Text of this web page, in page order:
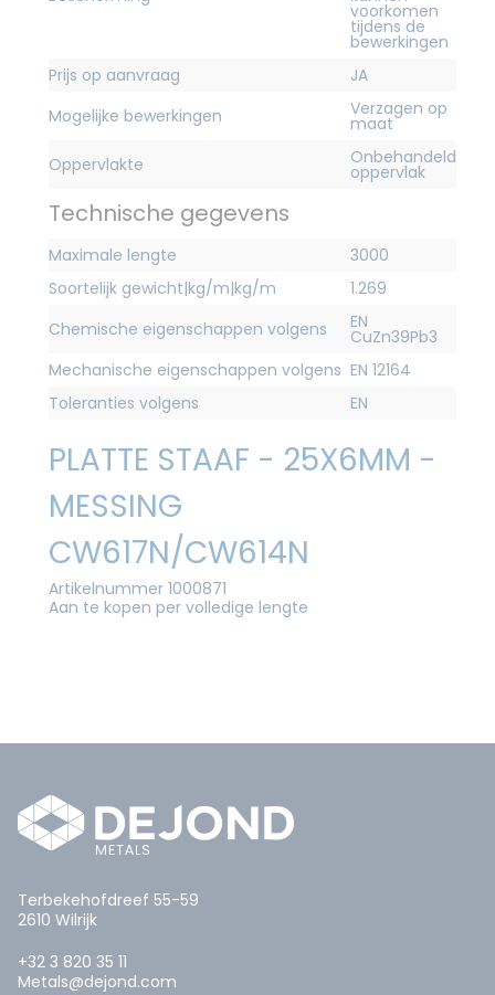
voorkomen
tijdens de
bewerkingen
Prijs op aanvraag
JA
Mogelijke bewerkingen
Verzagen op
maat
Oppervlakte
Onbehandeld
oppervlak
Technische gegevens
Maximale lengte
3000
Soortelijk gewicht|kg/m|kg/m
1.269
Chemische eigenschappen volgens
EN
CuZn39Pb3
Mechanische eigenschappen volgens EN 12164
Toleranties volgens
EN
PLATTE STAAF - 25X6MM -
MESSING
CW617N/CW614N
Artikelnummer 1000871
Aan te kopen per volledige lengte
Terbekehofdreef 55-59
2610 Wilrijk
+32 3 820 35 11
Metals@dejond.com